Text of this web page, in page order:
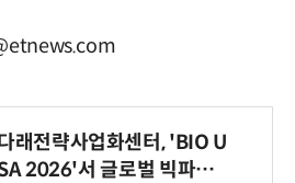
래전략사업화센터, 'BIO U
2026'서 글로벌 빅파마